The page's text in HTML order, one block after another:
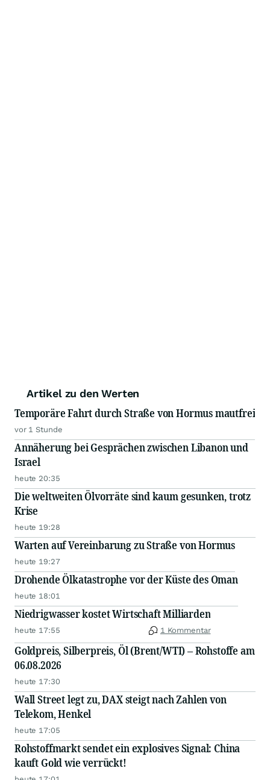
Artikel zu den Werten
Temporäre Fahrt durch Straße von Hormus mautfrei
vor 1 Stunde
Annäherung bei Gesprächen zwischen Libanon und
Israel
heute 20:35
Die weltweiten Ölvorräte sind kaum gesunken, trotz
Krise
heute 19:28
Warten auf Vereinbarung zu Straße von Hormus
heute 19:27
Drohende Ölkatastrophe vor der Küste des Oman
heute 18:01
Niedrigwasser kostet Wirtschaft Milliarden
heute 17:55 1 Kommentar
Goldpreis, Silberpreis, Öl (Brent/WTI) – Rohstoffe am
06.08.2026
heute 17:30
Wall Street legt zu, DAX steigt nach Zahlen von
Telekom, Henkel
heute 17:05
Rohstoffmarkt sendet ein explosives Signal: China
kauft Gold wie verrückt!